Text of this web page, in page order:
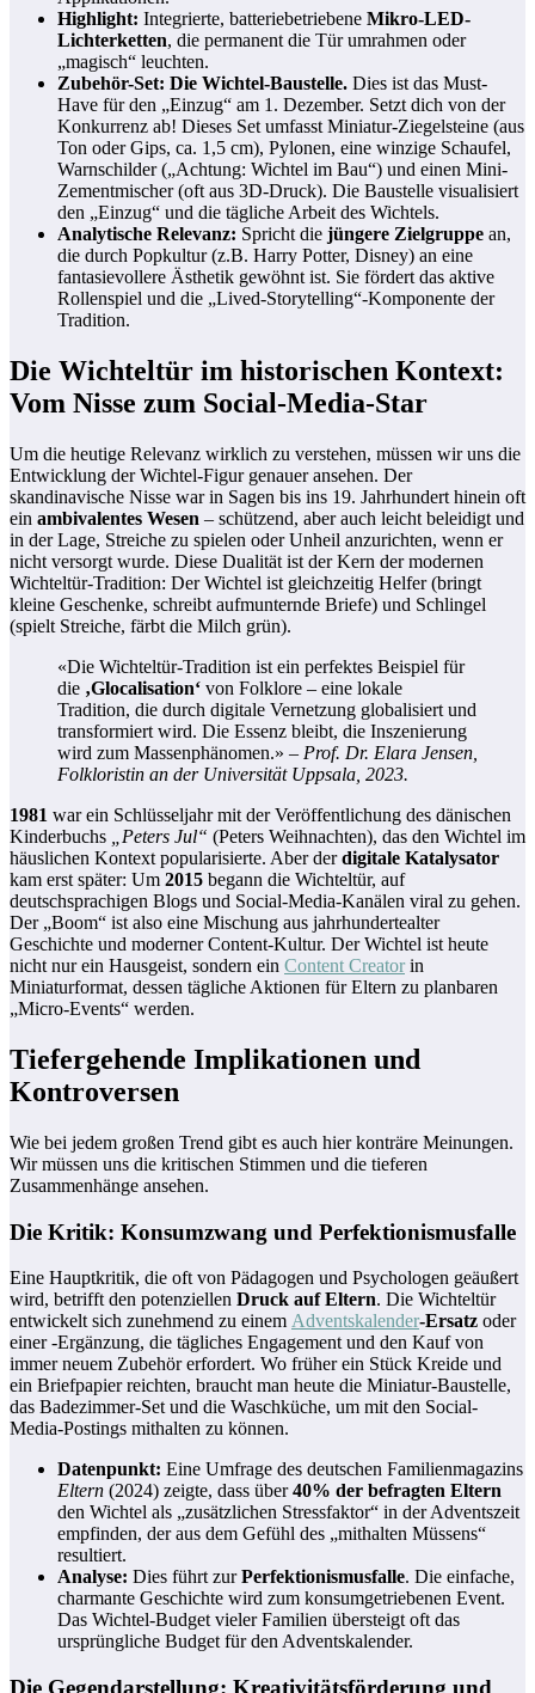
Highlight: Integrierte, batteriebetriebene Mikro-LED-
Lichterketten, die permanent die Tür umrahmen oder
„magisch“ leuchten.
Zubehör-Set: Die Wichtel-Baustelle. Dies ist das Must-
Have für den „Einzug“ am 1. Dezember. Setzt dich von der
Konkurrenz ab! Dieses Set umfasst Miniatur-Ziegelsteine (aus
Ton oder Gips, ca. 1,5 cm), Pylonen, eine winzige Schaufel,
Warnschilder („Achtung: Wichtel im Bau“) und einen Mini-
Zementmischer (oft aus 3D-Druck). Die Baustelle visualisiert
den „Einzug“ und die tägliche Arbeit des Wichtels.
Analytische Relevanz: Spricht die jüngere Zielgruppe an,
die durch Popkultur (z.B. Harry Potter, Disney) an eine
fantasievollere Ästhetik gewöhnt ist. Sie fördert das aktive
Rollenspiel und die „Lived-Storytelling“-Komponente der
Tradition.
Die Wichteltür im historischen Kontext:
Vom Nisse zum Social-Media-Star
Um die heutige Relevanz wirklich zu verstehen, müssen wir uns die
Entwicklung der Wichtel-Figur genauer ansehen. Der
skandinavische Nisse war in Sagen bis ins 19. Jahrhundert hinein oft
ein ambivalentes Wesen – schützend, aber auch leicht beleidigt und
in der Lage, Streiche zu spielen oder Unheil anzurichten, wenn er
nicht versorgt wurde. Diese Dualität ist der Kern der modernen
Wichteltür-Tradition: Der Wichtel ist gleichzeitig Helfer (bringt
kleine Geschenke, schreibt aufmunternde Briefe) und Schlingel
(spielt Streiche, färbt die Milch grün).
«Die Wichteltür-Tradition ist ein perfektes Beispiel für
die ‚Glocalisation‘ von Folklore – eine lokale
Tradition, die durch digitale Vernetzung globalisiert und
transformiert wird. Die Essenz bleibt, die Inszenierung
wird zum Massenphänomen.» – Prof. Dr. Elara Jensen,
Folkloristin an der Universität Uppsala, 2023.
1981 war ein Schlüsseljahr mit der Veröffentlichung des dänischen
Kinderbuchs
„Peters Jul“ (Peters Weihnachten), das den Wichtel im
häuslichen Kontext popularisierte. Aber derdigitale Katalysator
kam erst später: Um 2015 begann die Wichteltür, auf
deutschsprachigen Blogs und Social-Media-Kanälen viral zu gehen.
Der „Boom“ ist also eine Mischung aus jahrhundertealter
Geschichte und moderner Content-Kultur. Der Wichtel ist heute
nicht nur ein Hausgeist, sondern ein Content Creatorin
Miniaturformat, dessen tägliche Aktionen für Eltern zu planbaren
„Micro-Events“ werden.
Tiefergehende Implikationen und
Kontroversen
Wie bei jedem großen Trend gibt es auch hier konträre Meinungen.
Wir müssen uns die kritischen Stimmen und die tieferen
Zusammenhänge ansehen.
Die Kritik: Konsumzwang und Perfektionismusfalle
Eine Hauptkritik, die oft von Pädagogen und Psychologen geäußert
wird, betrifft den potenziellen Druck auf Eltern. Die Wichteltür
entwickelt sich zunehmend zu einem Adventskalender-Ersatz oder
einer -Ergänzung, die tägliches Engagement und den Kauf von
immer neuem Zubehör erfordert. Wo früher ein Stück Kreide und
ein Briefpapier reichten, braucht man heute die Miniatur-Baustelle,
das Badezimmer-Set und die Waschküche, um mit den Social-
Media-Postings mithalten zu können.
Datenpunkt: Eine Umfrage des deutschen Familienmagazins
Eltern (2024) zeigte, dass über40% der befragten Eltern
den Wichtel als „zusätzlichen Stressfaktor“ in der Adventszeit
empfinden, der aus dem Gefühl des „mithalten Müssens“
resultiert.
Analyse: Dies führt zurPerfektionismusfalle. Die einfache,
charmante Geschichte wird zum konsumgetriebenen Event.
Das Wichtel-Budget vieler Familien übersteigt oft das
ursprüngliche Budget für den Adventskalender.
Die Gegendarstellung: Kreativitätsförderung und